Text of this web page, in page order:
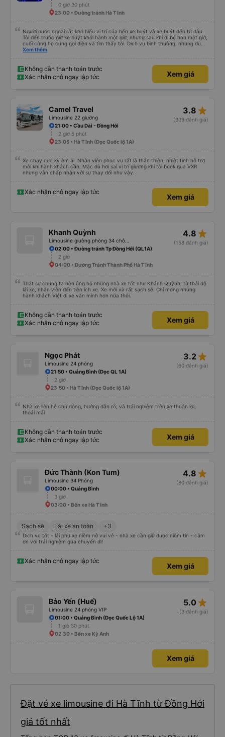
0 giờ 30 phút
23:00 • Đường tránh Hà Tĩnh
Người nước ngoài rất khó hiểu vị trí của bến xe buýt và xe buýt đến từ đâu.
Tôi đến trước giờ xe buýt khởi hành một giờ, nhưng sau khi đi bộ hơn một giờ,
cuối cùng họ cũng gọi điện và tìm thấy tôi. Dịch vụ bình thường, nhưng dù
sao thì tôi ngủ ngon hơn ở khách sạn vì tôi rất thoải mái. Sẽ tuyệt hơn nếu
Xem thêm
Không cần thanh toán trước
Xác nhận chỗ ngay lập tức
Xem giá
Camel Travel
Limousine 22 giường
3.8 star_rate
(339 đánh giá)
21:00 • Cầu Dài - Đồng Hới
2 giờ 5 phút
23:05 • Hà Tĩnh (Dọc Quốc lộ 1A)
Xe chạy cực kỳ êm ái. Nhân viên phục vụ rất là thân thiện, nhiệt tình hỗ trợ
mỗi khi hành khách cần. Mặc dù hơi sai vị trí giường khi tôi book qua VXR
nhưng vẫn chấp nhận với sự thay đổi như vậy.
Xác nhận chỗ ngay lập tức
Xem giá
Khanh Quỳnh 4.8 star_rate
(158 đánh giá)
02:00 • Đường tránh Tp Đồng Hới (QL1A)
2 giờ
04:00 • Đường Tránh Thành Phố Hà Tĩnh
Thật sự chúng ta nên ủng hộ những nhà xe tốt như Khánh Quỳnh, từ thái độ
lái xe, nhân viên đến tiện ích xe. Xe mới và rất sạch sẽ. Chỉ mong những
hành khách Việt đi xe văn minh hơn nữa thôi.
Không cần thanh toán trước
Xác nhận chỗ ngay lập tức
Xem giá
Ngọc Phát
Limousine 24 phòng
3.2 star_rate
(60 đánh giá)
21:50 • Quảng Bình (Dọc QL 1A)
2 giờ
23:50 • Hà Tĩnh (Dọc Quốc lộ 1A)
Nhà xe liên hệ chủ động, hướng dẫn rõ, và trải nghiệm trên xe thuận lợi,
thoải mái
Không cần thanh toán trước
Xác nhận chỗ ngay lập tức
Xem giá
Đức Thành (Kon Tum)
Limousine 34 Phòng
4.8 star_rate
(80 đánh giá)
00:00 • Quảng Bình
3 giờ
03:00 • Bến xe Hà Tĩnh
Sạch sẽ Lái xe an toàn +3
Dịch vụ tốt - lái phụ xe niềm nở vui vẻ - nhà xe cần giữ được niềm tin - cảm
ơn với trải nghiệm qua chuyến đi!
Xác nhận chỗ ngay lập tức
Xem giá
Bảo Yến (Huế)
Limousine 24 phòng VIP
5.0 star_rate
(3 đánh giá)
01:00 • Quảng Bình (Dọc Quốc Lộ 1A)
1 giờ 30 phút
02:30 • Bến xe Kỳ Anh
Xem giá
Đặt vé xe limousine đi Hà Tĩnh từ Đồng Hới
giá tốt nhất